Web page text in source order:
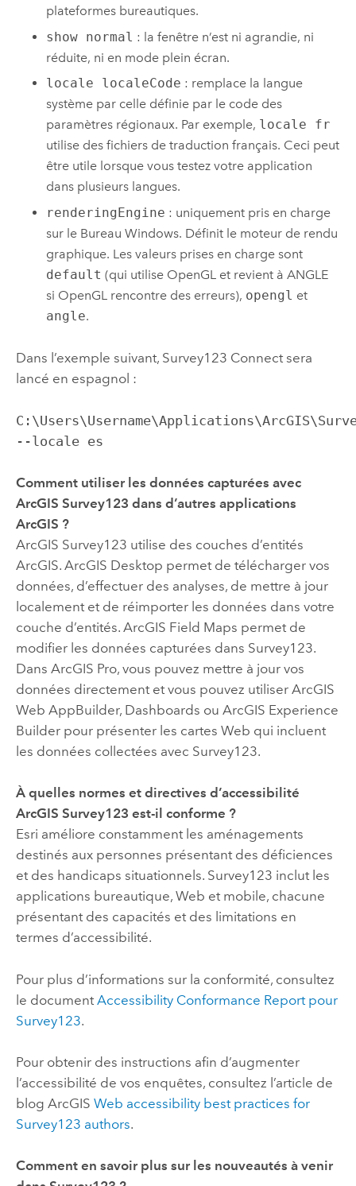
plateformes bureautiques.
show normal : la fenêtre n’est ni agrandie, ni
réduite, ni en mode plein écran.
locale localeCode : remplace la langue
système par celle définie par le code des
paramètres régionaux. Par exemple, locale fr
utilise des fichiers de traduction français. Ceci peut
être utile lorsque vous testez votre application
dans plusieurs langues.
renderingEngine : uniquement pris en charge
sur le BureauWindows. Définit le moteur de rendu
graphique. Les valeurs prises en charge sont
default (qui utilise OpenGL et revient àANGLE
si OpenGL rencontre des erreurs), opengl et
angle.
Dans l’exemple suivant, Survey123 Connectsera
lancé en espagnol :
--locale es
Comment utiliser les données capturées avec
ArcGIS Survey123 dans d’autres applications
ArcGIS ?
ArcGIS Survey123 utilise des couches d’entités
ArcGIS. ArcGIS Desktop permet de télécharger vos
données, d’effectuer des analyses, de mettre à jour
localement et de réimporter les données dans votre
couche d’entités. ArcGIS Field Maps permet de
modifier les données capturées dans Survey123.
Dans ArcGIS Pro, vous pouvez mettre à jour vos
données directement et vous pouvez utiliser ArcGIS
Web AppBuilder, Dashboards ou ArcGIS Experience
Builderpour présenter les cartes Web qui incluent
les données collectées avec Survey123.
À quelles normes et directives d’accessibilité
ArcGIS Survey123 est-il conforme ?
Esri améliore constamment les aménagements
destinés aux personnes présentant des déficiences
et des handicaps situationnels. Survey123 inclut les
applications bureautique, Web et mobile, chacune
présentant des capacités et des limitations en
termes d’accessibilité.
Pour plus d’informations sur la conformité, consultez
le document Accessibility Conformance Report pour
Survey123.
Pour obtenir des instructions afin d’augmenter
l’accessibilité de vos enquêtes, consultez l’article de
blog ArcGIS Web accessibility best practices for
Survey123 authors.
Comment en savoir plus sur les nouveautés à venir